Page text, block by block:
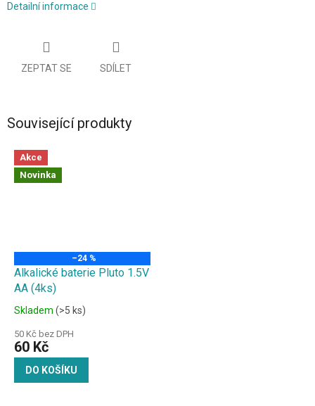
Detailní informace
ZEPTAT SE SDÍLET
Související produkty
Akce
Novinka
–24 %
Alkalické baterie Pluto 1.5V
AA (4ks)
Skladem (>5 ks)
50 Kč bez DPH
60 Kč
DO KOŠÍKU